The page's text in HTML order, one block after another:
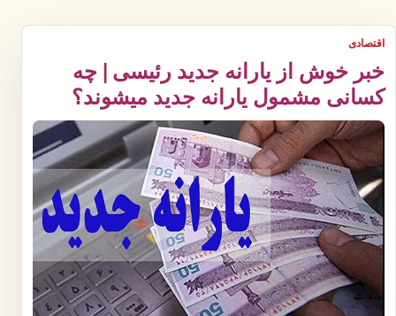
اقتصادی
خبر خوش از یارانه جدید رئیسی | چه
کسانی مشمول یارانه جدید میشوند؟